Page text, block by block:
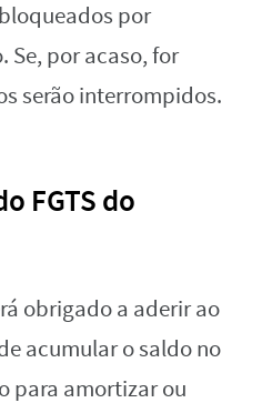
por
por acaso, for
serão interrompidos.
FGTS do
obrigado a aderir ao
acumular o saldo no
para amortizar ou